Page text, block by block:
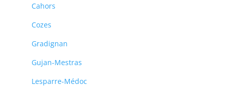
Cahors
Cozes
Gradignan
Gujan-Mestras
Lesparre-Médoc